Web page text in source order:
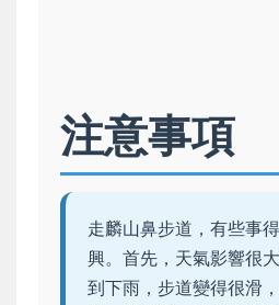
注意事項
走麟山鼻步道，有些事
興。首先，天氣影響很
到下雨，步道變得很滑